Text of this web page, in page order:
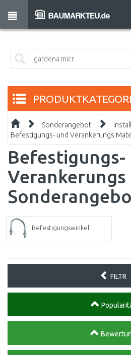
Sonderangebot
Befestigungs- und Verankerungs
Befestigungs-
Befestigungswinkel
FILTR